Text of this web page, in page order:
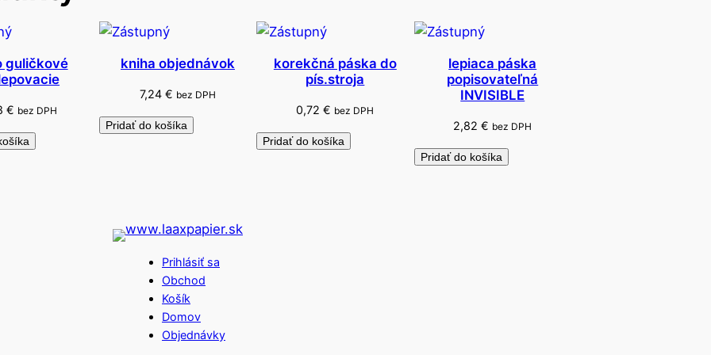
guličkové
€ bez DPH
kniha objednávok
7,24 € bez DPH
Pridať do košíka
korekčná páska do
pís.stroja
0,72€ bez DPH
Pridať do košíka
lepiaca páska
popisovateľná
INVISIBLE
2,82€ bez DPH
Pridať do košíka
Prihlásiť sa
Obchod
Košík
Domov
Objednávky